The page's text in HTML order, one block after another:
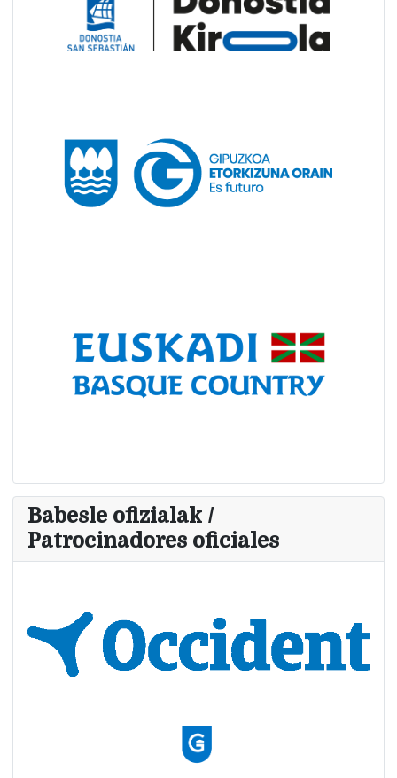
Babesle ofizialak /
Patrocinadores oficiales